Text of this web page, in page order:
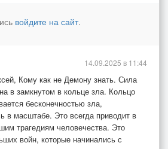
войдите на сайт.
Кому как не Демону знать. Сила
в замкнутом в кольце зла. Кольцо
бесконечностью зла,
в масштабе. Это всегда приводит в
трагедиям человечества. Это
войн, которые начинались с
14.09.2025 в 11:44